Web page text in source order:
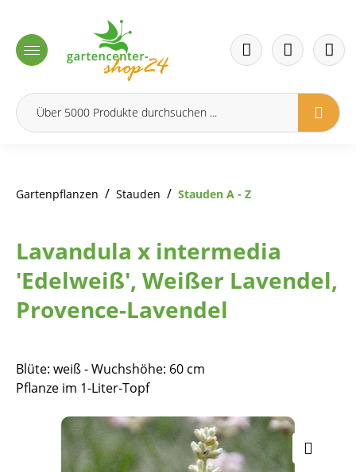
Gartenpflanzen / Stauden / Stauden A - Z
Lavandula x intermedia
'Edelweiß', Weißer Lavendel,
Provence-Lavendel
Blüte: weiß - Wuchshöhe: 60 cm
Pflanze im 1-Liter-Topf